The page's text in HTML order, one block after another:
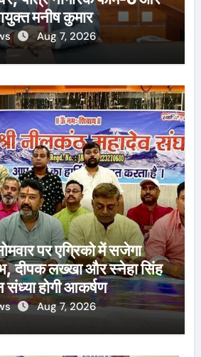
मनीष कुमार
Aug 7, 2026
पर एग्रिको में सजेगा
दीपक लख्खा और स्नेहा सिंह
होगी आकर्षण
Aug 7, 2026